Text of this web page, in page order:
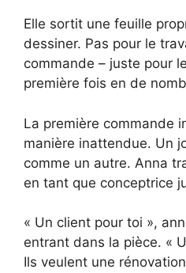
Elle sortit une feuille
dessiner. Pas pour le
commande – juste pour
première fois en de
La première commande
manière inattendue. Un
comme un autre. Anna
en tant que conceptrice
« Un client pour toi »,
entrant dans la pièce. «
Ils veulent une